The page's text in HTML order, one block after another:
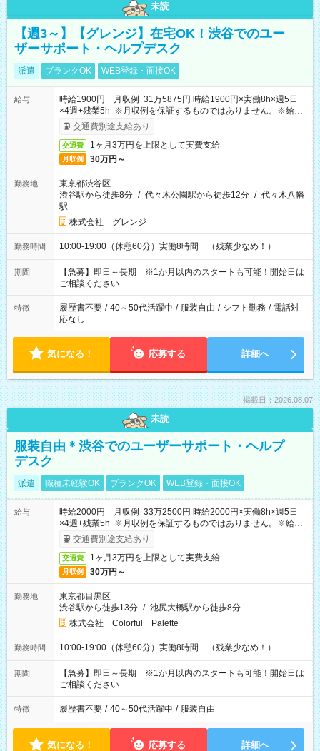
未読
【週3～】【グレンジ】在宅OK！渋谷でのユー
ザーサポート・ヘルプデスク
派遣 ブランクOK WEB登録・面接OK
給与
時給1900円 月収例 31万5875円 時給1900円×実働8h×週5日
×4週+残業5h ※月収例を保証するものではありません。※給与
即受取りサービス利用可（利用条件有）
交通費別途支給あり
交通費 1ヶ月3万円を上限として実費支給
月収例 30万円～
勤務地
東京都渋谷区
渋谷駅から徒歩8分 / 代々木公園駅から徒歩12分 / 代々木八幡
駅
株式会社 グレンジ
勤務時間 10:00-19:00（休憩60分）実働8時間 （残業少なめ！）
期間
【急募】即日～長期 ※1か月以内のスタートも可能！開始日は
ご相談ください
特徴 履歴書不要 / 40～50代活躍中 / 服装自由 / シフト勤務 / 電話対
応なし
気になる！ 応募する 詳細へ
掲載日：2026.08.07
未読
服装自由＊渋谷でのユーザーサポート・ヘルプ
デスク
派遣 職種未経験OK ブランクOK WEB登録・面接OK
給与
時給2000円 月収例 33万2500円 時給2000円×実働8h×週5日
×4週+残業5h ※月収例を保証するものではありません。※給与
即受取りサービス利用可（利用条件有）
交通費別途支給あり
交通費 1ヶ月3万円を上限として実費支給
月収例 30万円～
勤務地
東京都目黒区
渋谷駅から徒歩13分 / 池尻大橋駅から徒歩8分
株式会社 Colorful Palette
勤務時間 10:00-19:00（休憩60分）実働8時間 （残業少なめ！）
期間
【急募】即日～長期 ※1か月以内のスタートも可能！開始日は
ご相談ください
特徴 履歴書不要 / 40～50代活躍中 / 服装自由
気になる！ 応募する 詳細へ